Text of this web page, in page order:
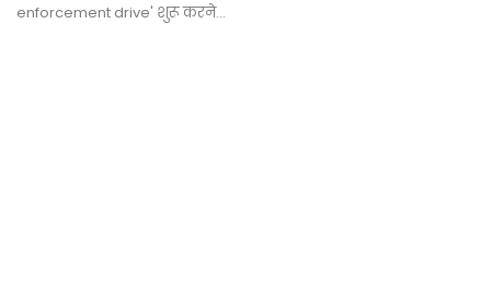
enforcement drive' शुरू करने…